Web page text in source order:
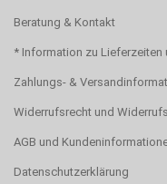
Beratung & Kontakt
* Information zu Lieferzeiten
Zahlungs- &
Widerrufsrecht und
AGB und
Datenschutzerklärung